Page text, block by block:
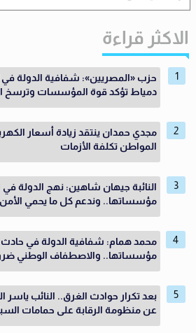
الاكثر قراءة
حزب «المصريين»: شفافية الدولة في
دمياط تؤكد قوة المؤسسات وترسخ
مجدي حمدان ينتقد زيادة أسعار
المواطن تكلفة الأزمات
النائبة جيهان شاهين: نهج الدولة
مؤسساتها.. وندعم كل ما يحمي
محمد همام: شفافية الدولة في حادث
مؤسساتها.. والاصطفاف الوطني
بعد تكرار حوادث الغرق.. النائب
عن منظومة الرقابة على حمامات